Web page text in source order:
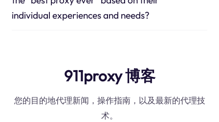
individual experiences and needs?
911proxy 博客
您的目的地代理新闻，操作指南，以及最新的代理技
术。